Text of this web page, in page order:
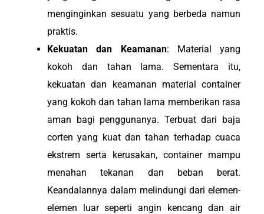
menginginkan sesuatu yang berbeda namun
praktis.
Kekuatan dan Keamanan: Material yang
kokoh dan tahan lama. Sementara itu,
kekuatan dan keamanan material container
yang kokoh dan tahan lama memberikan rasa
aman bagi penggunanya. Terbuat dari baja
corten yang kuat dan tahan terhadap cuaca
ekstrem serta kerusakan, container mampu
menahan tekanan dan beban berat.
Keandalannya dalam melindungi dari elemen-
elemen luar seperti angin kencang dan air